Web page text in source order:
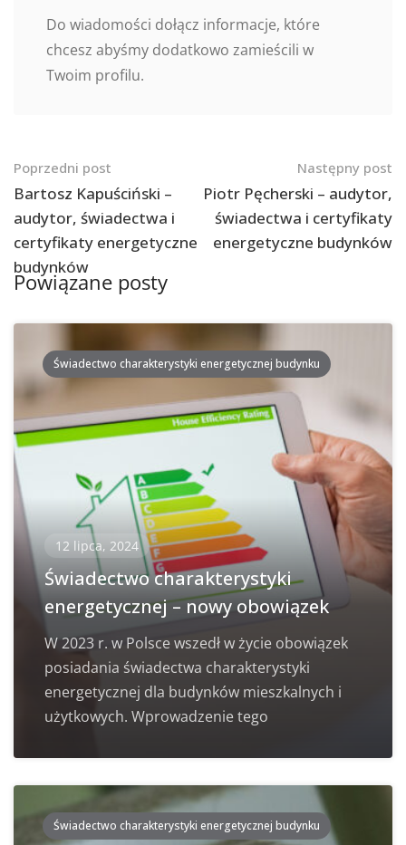
Do wiadomości dołącz informacje, które
chcesz abyśmy dodatkowo zamieścili w
Twoim profilu.
Nawigacja
po
postach
Poprzedni post
Bartosz Kapuściński –
audytor, świadectwa i
certyfikaty energetyczne
budynków
Następny post
Piotr Pęcherski – audytor,
świadectwa i certyfikaty
energetyczne budynków
Powiązane posty
Świadectwo charakterystyki energetycznej budynku
12 lipca, 2024
Świadectwo charakterystyki
energetycznej – nowy obowiązek
W 2023 r. w Polsce wszedł w życie obowiązek
posiadania świadectwa charakterystyki
energetycznej dla budynków mieszkalnych i
użytkowych. Wprowadzenie tego
Świadectwo charakterystyki energetycznej budynku